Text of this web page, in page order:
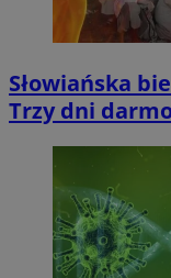
Słowiańska
Trzy dni